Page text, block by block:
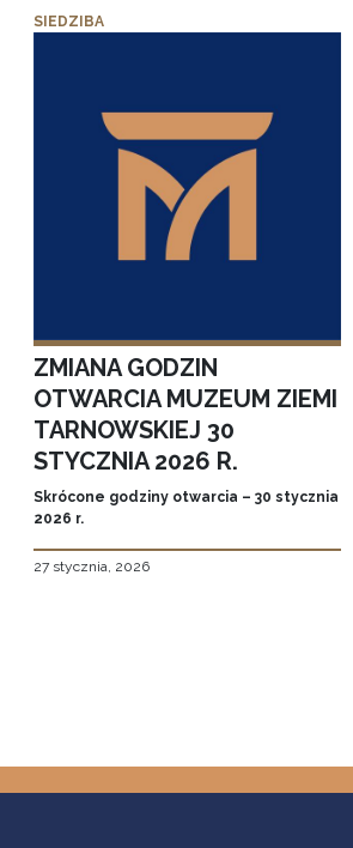
SIEDZIBA
ZMIANA GODZIN
OTWARCIA MUZEUM ZIEMI
TARNOWSKIEJ 30
STYCZNIA 2026 R.
Skrócone godziny otwarcia – 30 stycznia
2026 r.
27 stycznia, 2026